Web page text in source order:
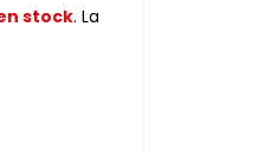
stock. La